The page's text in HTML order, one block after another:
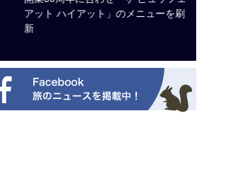
アット ハイアット」のメニューを刷